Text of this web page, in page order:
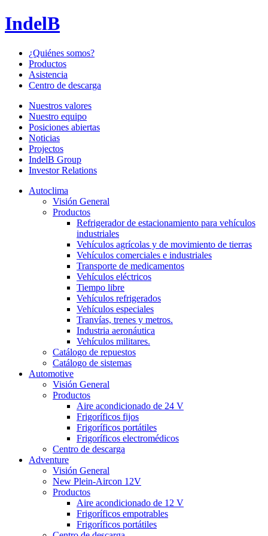
IndelB
¿Quiénes somos?
Productos
Asistencia
Centro de descarga
Nuestros valores
Nuestro equipo
Posiciones abiertas
Noticias
Projectos
IndelB Group
Investor Relations
Autoclima
Visión General
Productos
Refrigerador de estacionamiento para vehículos
industriales
Vehículos agrícolas y de movimiento de tierras
Vehículos comerciales e industriales
Transporte de medicamentos
Vehículos eléctricos
Tiempo libre
Vehículos refrigerados
Vehículos especiales
Tranvías, trenes y metros.
Industria aeronáutica
Vehículos militares.
Catálogo de repuestos
Catálogo de sistemas
Automotive
Visión General
Productos
Aire acondicionado de 24 V
Frigoríficos fijos
Frigoríficos portátiles
Frigoríficos electromédicos
Centro de descarga
Adventure
Visión General
New Plein-Aircon 12V
Productos
Aire acondicionado de 12 V
Frigoríficos empotrables
Frigoríficos portátiles